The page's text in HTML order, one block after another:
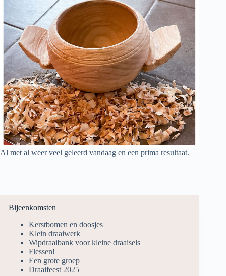
Al met al weer veel geleerd vandaag en een prima resultaat.
Bijeenkomsten
Kerstbomen en doosjes
Klein draaiwerk
Wipdraaibank voor kleine draaisels
Flessen!
Een grote groep
Draaifeest 2025